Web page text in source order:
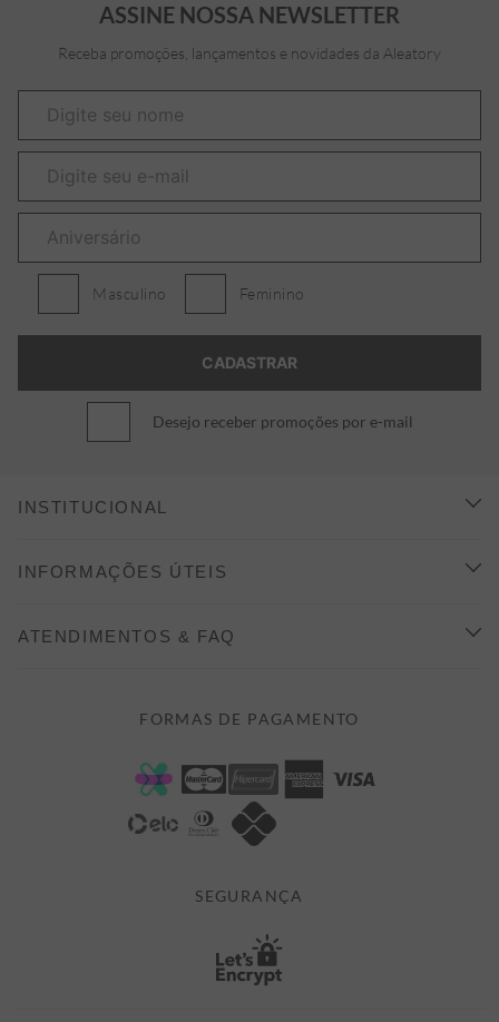
ASSINE NOSSA NEWSLETTER
Receba promoções, lançamentos e novidades da Aleatory
Masculino Feminino
Desejo receber promoções por e-mail
INSTITUCIONAL
CONHEÇA A ALEATORY
INFORMAÇÕES ÚTEIS
FORMAS DE PAGAMENTO
POLÍTICA DE PRIVACIDADE
ATENDIMENTOS & FAQ
ATENDIMENTO@ALEATORYSTORE.COM.BR
FORMAS DE PAGAMENTO
SEGURANÇA